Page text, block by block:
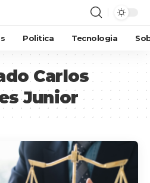
Politica Tecnologia
Carlos
Junior